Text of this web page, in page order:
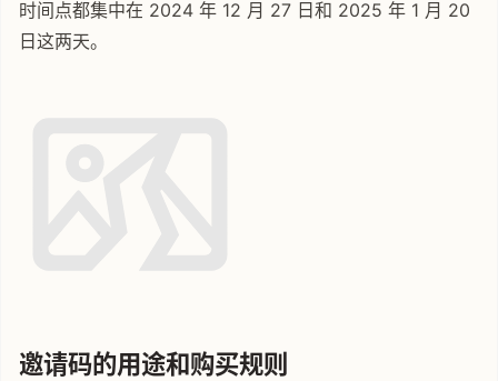
时间点都集中在 2024 年 12 月 27 日和 2025 年 1 月 20
日这两天。
邀请码的用途和购买规则